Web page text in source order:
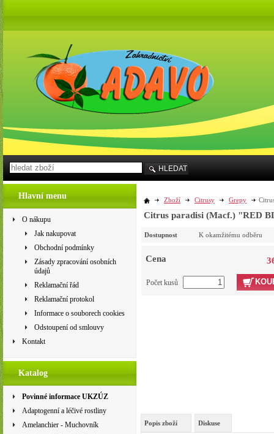
Hlavní menu
O nákupu
Jak nakupovat
Obchodní podmínky
Zásady zpracování osobních
údajů
Reklamační řád
Reklamační protokol
Informace o souborech cookies
Odstoupení od smlouvy
Kontakt
Katalog
Povinné informace UKZÚZ
Adaptogenní a léčivé rostliny
Amelanchier - Muchovník
Zboží Citrusy Grepy
Citrus paradisi (Macf.) "RED
Dostupnost K okamžitému odběru
Cena
Počet kusů
Popis zboží Diskuse
HLEDAT